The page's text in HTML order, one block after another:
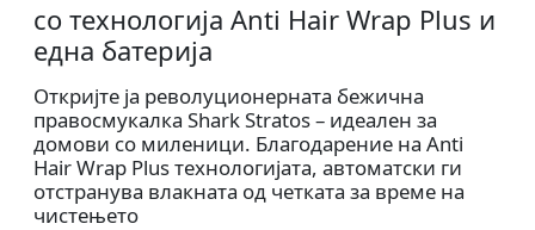
со технологија Anti Hair Wrap Plus и
една батерија
Откријте ја револуционерната бежична
правосмукалка Shark Stratos – идеален за
домови со миленици. Благодарение на Anti
Hair Wrap Plus технологијата, автоматски ги
отстранува влакната од четката за време на
чистењето